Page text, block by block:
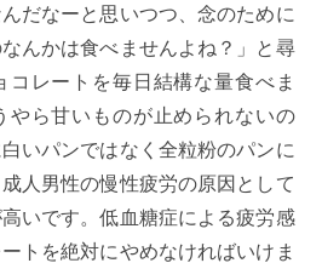
だなーと思いつつ、念のために
んかは食べませんよね？」と尋
コレートを毎日結構な量食べま
やら甘いものが止められないの
いパンではなく全粒粉のパンに
人男性の慢性疲労の原因として
いです。低血糖症による疲労感
トを絶対にやめなければいけま